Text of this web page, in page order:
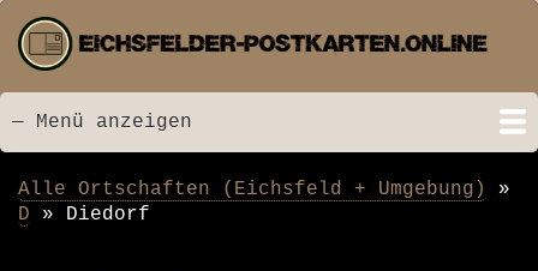
zum
Inhalt
Menü
— Menü anzeigen
Startseite
Neu hinzugefügt
Postkarten
Bildarchiv
Videos
Suche
Kontakt
Links
Spende
Pfadnavigation
Alle Ortschaften (Eichsfeld + Umgebung)
D
Diedorf